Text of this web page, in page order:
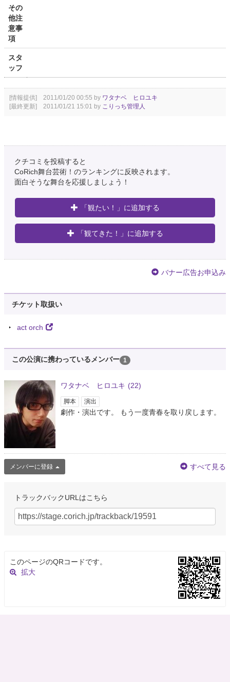
その
他注
意事
項
スタ
ッフ
[情報提供] 2011/01/20 00:55 by ワタナベ ヒロユキ
[最終更新] 2011/01/21 15:01 by こりっち管理人
クチコミを投稿すると
CoRich舞台芸術！のランキングに反映されます。
面白そうな舞台を応援しましょう！
「観たい！」に追加する
「観てきた！」に追加する
バナー広告お申込み
チケット取扱い
act orch
この公演に携わっているメンバー 1
ワタナベ ヒロユキ (22)
脚本 演出
劇作・演出です。 もう一度青春を取り戻します。
メンバーに登録 すべて見る
トラックバックURLはこちら
このページのQRコードです。
拡大